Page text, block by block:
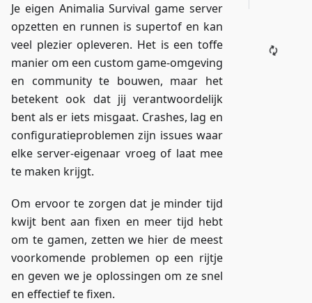
Je eigen Animalia Survival game server
opzetten en runnen is supertof en kan
veel plezier opleveren. Het is een toffe
manier om een custom game-omgeving
en community te bouwen, maar het
betekent ook dat jij verantwoordelijk
bent als er iets misgaat. Crashes, lag en
configuratieproblemen zijn issues waar
elke server-eigenaar vroeg of laat mee
te maken krijgt.
Om ervoor te zorgen dat je minder tijd
kwijt bent aan fixen en meer tijd hebt
om te gamen, zetten we hier de meest
voorkomende problemen op een rijtje
en geven we je oplossingen om ze snel
en effectief te fixen.